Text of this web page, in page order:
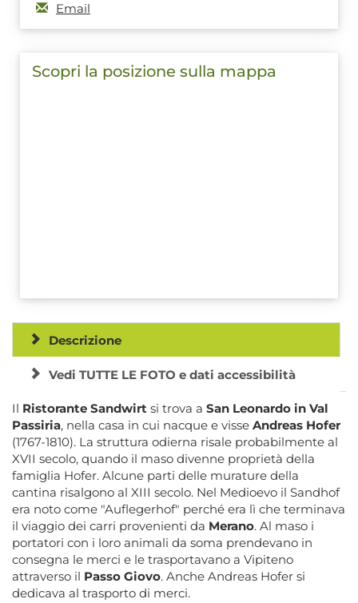
Email
Scopri la posizione sulla mappa
Descrizione
Vedi TUTTE LE FOTO e dati accessibilità
Il Ristorante Sandwirt si trova a San Leonardo in Val
Passiria, nella casa in cui nacque e visse Andreas Hofer
(1767-1810). La struttura odierna risale probabilmente al
XVII secolo, quando il maso divenne proprietà della
famiglia Hofer. Alcune parti delle murature della
cantina risalgono al XIII secolo. Nel Medioevo il Sandhof
era noto come "Auflegerhof" perché era lì che terminava
il viaggio dei carri provenienti da Merano. Al maso i
portatori con i loro animali da soma prendevano in
consegna le merci e le trasportavano a Vipiteno
attraverso il Passo Giovo. Anche Andreas Hofer si
dedicava al trasporto di merci.